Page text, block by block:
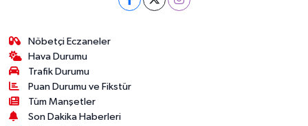
Nöbetçi Eczaneler
Hava Durumu
Trafik Durumu
Puan Durumu ve Fikstür
Tüm Manşetler
Son Dakika Haberleri